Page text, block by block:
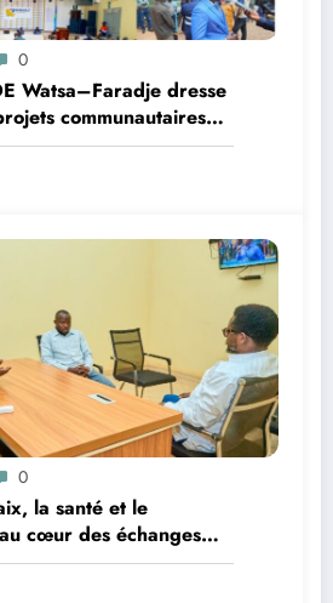
0
Watsa–Faradje dresse
communautaires
signé avec KGM S.A
quinquennat
0
la santé et le
cœur des échanges
Christophe Dara
des secteurs de